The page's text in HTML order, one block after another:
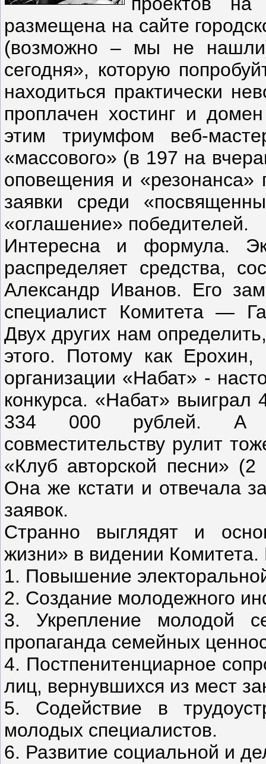
размещена на сайте
(возможно – мы не нашли)
сегодня», которую
находиться практически
проплачен хостинг и
этим триумфом веб-
«массового» (в 197 на
оповещения и
заявки среди
«оглашение» победителей.
Интересна и формула.
распределяет средства,
Александр Иванов. Его
специалист Комитета —
Двух других нам
этого. Потому как
организации «Набат» -
конкурса. «Набат»
334 000 рублей. А
совместительству рулит
«Клуб авторской песни»
Она же кстати и отвечала
заявок.
Странно выглядят и
жизни» в видении
1. Повышение
2. Создание молодежного
3. Укрепление молодой
пропаганда семейных
4. Постпенитенциарное
лиц, вернувшихся из мест
5. Содействие в
молодых специалистов.
6. Развитие социальной и